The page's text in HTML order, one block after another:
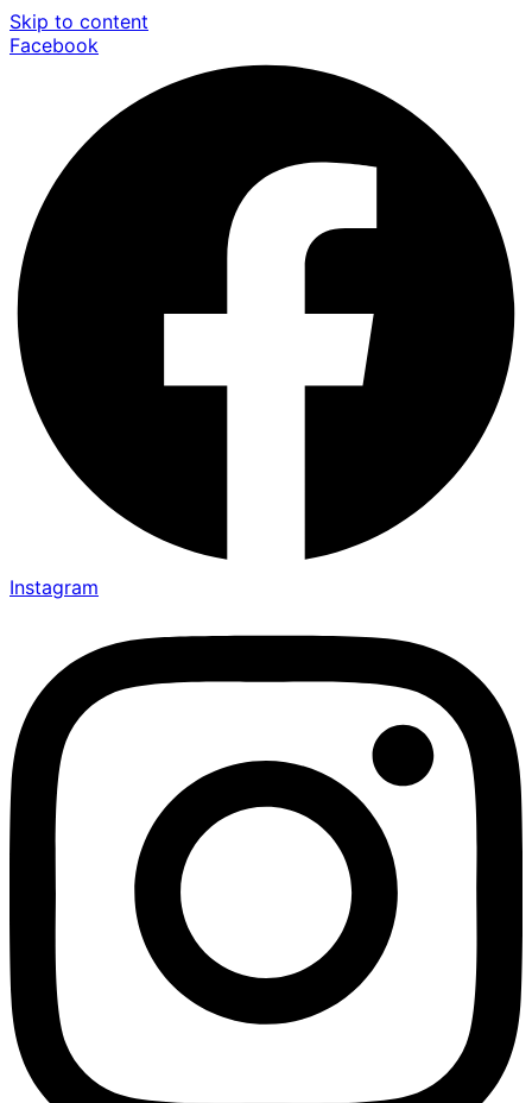
Skip to content
Facebook
Instagram